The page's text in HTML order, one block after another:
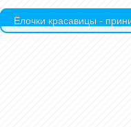
Ёлочки красавицы -